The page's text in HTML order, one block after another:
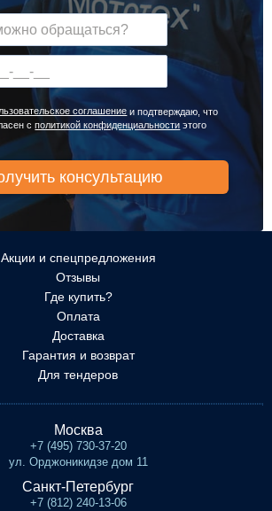
соглашение и подтверждаю, что
сполитикой конфиденциальности этого
Акции и спецпредложения
Отзывы
Где купить?
Оплата
Доставка
Гарантия и возврат
Для тендеров
Москва
+7 (495) 730-37-20
ул. Орджоникидзе дом 11
Санкт-Петербург
+7 (812) 240-13-06